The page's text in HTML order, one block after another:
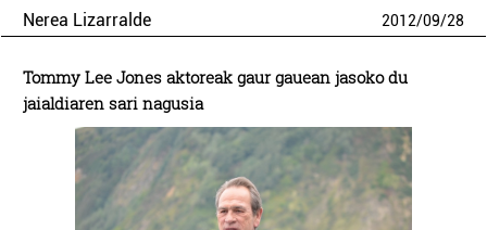
Nerea Lizarralde 2012/09/28
Tommy Lee Jones aktoreak gaur gauean jasoko du
jaialdiaren sari nagusia